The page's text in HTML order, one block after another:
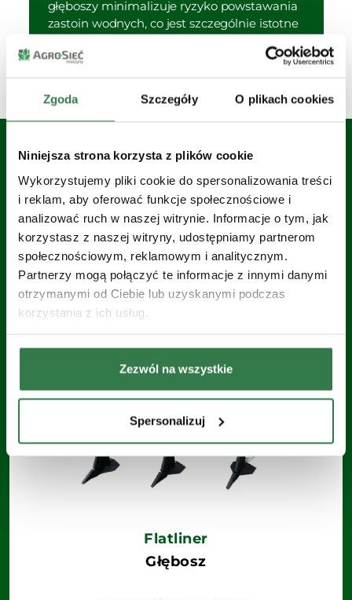
Zgoda Szczegóły O plikach cookies
Niniejsza strona korzysta z plików cookie
Wykorzystujemy pliki cookie do spersonalizowania treści
i reklam, aby oferować funkcje społecznościowe i
analizować ruch w naszej witrynie. Informacje o tym, jak
korzystasz z naszej witryny, udostępniamy partnerom
społecznościowym, reklamowym i analitycznym.
Partnerzy mogą połączyć te informacje z innymi danymi
otrzymanymi od Ciebie lub uzyskanymi podczas
korzystania z ich usług.
Zezwól na wszystkie
Spersonalizuj
głęboszy minimalizuje ryzyko powstawania
zastoin wodnych, co jest szczególnie istotne
Zobacz wszystkie Głębosze
Kverneland
Flatliner
Głębosz